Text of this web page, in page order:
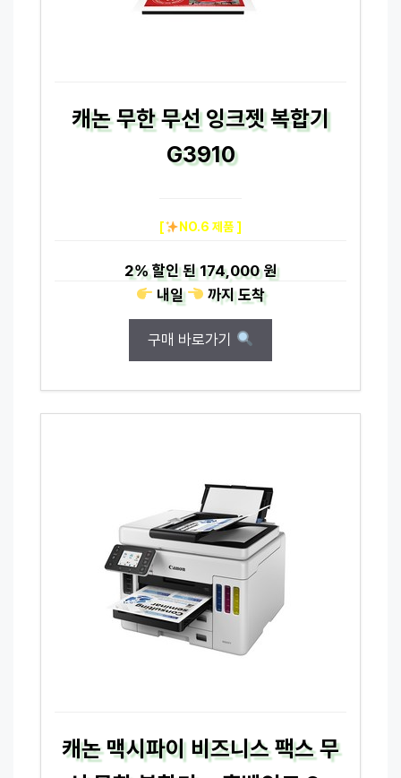
캐논 무한 무선 잉크젯 복합기
G3910
[ NO.6 제품 ]
2%할인 된174,000 원
내일
까지도착
구매 바로가기
캐논 맥시파이 비즈니스 팩스 무